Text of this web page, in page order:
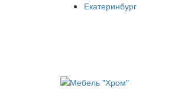
Екатеринбург